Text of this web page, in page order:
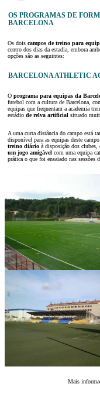
OS PROGRAMAS DE
BARCELONA
Os dois campos de treino para
centro dos dias da estadia, embora
opções são as seguintes:
BARCELONA ATHLETIC
O programa para equipas da
futebol com a cultura de Barcelona,
equipas que frequentam a academia
estádio de relva artificial situado
A uma curta distância do campo está
disponível para as equipas deste
treino diário à disposição dos clubes,
um jogo amigável com uma equipa
prática o que foi ensaiado nas sessões
Mais